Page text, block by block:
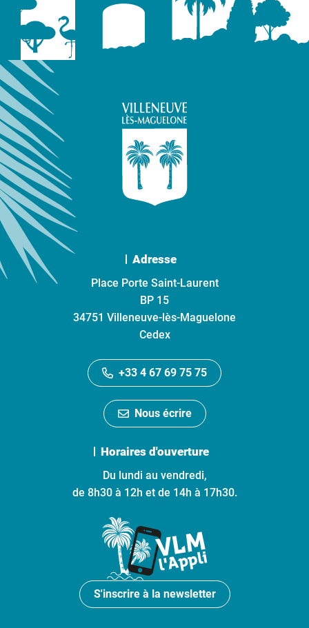
Adresse
Place Porte Saint-Laurent
BP 15
34751 Villeneuve-lès-Maguelone
Cedex
+33 4 67 69 75 75
Nous écrire
Horaires d'ouverture
Du lundi au vendredi,
de 8h30 à 12h et de 14h à 17h30.
S'inscrire à la newsletter